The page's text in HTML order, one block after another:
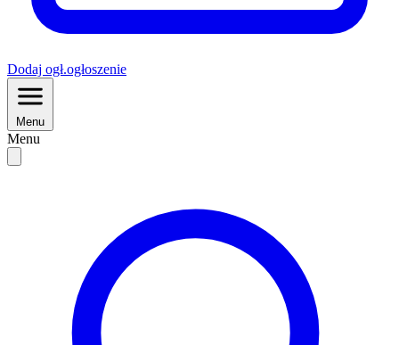
Dodaj ogł.ogłoszenie
Menu
Menu